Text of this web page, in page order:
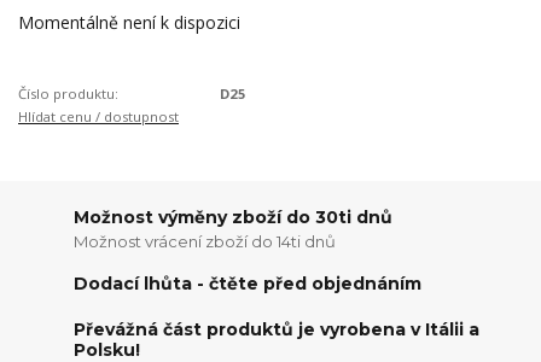
Momentálně není k dispozici
Číslo produktu:
D25
Hlídat cenu / dostupnost
Možnost výměny zboží do 30ti dnů
Možnost vrácení zboží do 14ti dnů
Dodací lhůta - čtěte před objednáním
Převážná část produktů je vyrobena v Itálii a
Polsku!